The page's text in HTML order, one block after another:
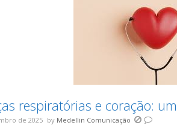
respiratórias e coração:
de 2025 by Medellin Comunicação